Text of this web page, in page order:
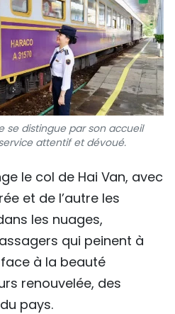
se distingue par son accueil
attentif et dévoué.
le col de Hai Van, avec
et de l’autre les
les nuages,
qui peinent à
à la beauté
renouvelée, des
pays.